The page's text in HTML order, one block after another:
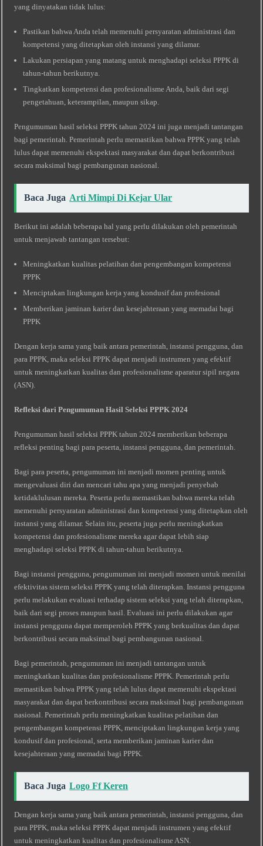
yang dinyatakan tidak lulus:
Pastikan bahwa Anda telah memenuhi persyaratan administrasi dan
kompetensi yang ditetapkan oleh instansi yang dilamar.
Lakukan persiapan yang matang untuk menghadapi seleksi PPPK di
tahun-tahun berikutnya.
Tingkatkan kompetensi dan profesionalisme Anda, baik dari segi
pengetahuan, keterampilan, maupun sikap.
Pengumuman hasil seleksi PPPK tahun 2024 ini juga menjadi tantangan
bagi pemerintah. Pemerintah perlu memastikan bahwa PPPK yang telah
lulus dapat memenuhi ekspektasi masyarakat dan dapat berkontribusi
secara maksimal bagi pembangunan nasional.
Baca Juga Arti Mimpi Di Kejar Ular
Berikut ini adalah beberapa hal yang perlu dilakukan oleh pemerintah
untuk menjawab tantangan tersebut:
Meningkatkan kualitas pelatihan dan pengembangan kompetensi
PPPK
Menciptakan lingkungan kerja yang kondusif dan profesional
Memberikan jaminan karier dan kesejahteraan yang memadai bagi
PPPK
Dengan kerja sama yang baik antara pemerintah, instansi pengguna, dan
para PPPK, maka seleksi PPPK dapat menjadi instrumen yang efektif
untuk meningkatkan kualitas dan profesionalisme aparatur sipil negara
(ASN).
Refleksi dari Pengumuman Hasil Seleksi PPPK 2024
Pengumuman hasil seleksi PPPK tahun 2024 memberikan beberapa
refleksi penting bagi para peserta, instansi pengguna, dan pemerintah.
Bagi para peserta, pengumuman ini menjadi momen penting untuk
mengevaluasi diri dan mencari tahu apa yang menjadi penyebab
ketidaklulusan mereka. Peserta perlu memastikan bahwa mereka telah
memenuhi persyaratan administrasi dan kompetensi yang ditetapkan oleh
instansi yang dilamar. Selain itu, peserta juga perlu meningkatkan
kompetensi dan profesionalisme mereka agar dapat lebih siap
menghadapi seleksi PPPK di tahun-tahun berikutnya.
Bagi instansi pengguna, pengumuman ini menjadi momen untuk menilai
efektivitas sistem seleksi PPPK yang telah diterapkan. Instansi pengguna
perlu melakukan evaluasi terhadap sistem seleksi yang telah diterapkan,
baik dari segi proses maupun hasil. Evaluasi ini perlu dilakukan agar
instansi pengguna dapat memperoleh PPPK yang berkualitas dan dapat
berkontribusi secara maksimal bagi pembangunan nasional.
Bagi pemerintah, pengumuman ini menjadi tantangan untuk
meningkatkan kualitas dan profesionalisme PPPK. Pemerintah perlu
memastikan bahwa PPPK yang telah lulus dapat memenuhi ekspektasi
masyarakat dan dapat berkontribusi secara maksimal bagi pembangunan
nasional. Pemerintah perlu meningkatkan kualitas pelatihan dan
pengembangan kompetensi PPPK, menciptakan lingkungan kerja yang
kondusif dan profesional, serta memberikan jaminan karier dan
kesejahteraan yang memadai bagi PPPK.
Baca Juga Logo Ff Keren
Dengan kerja sama yang baik antara pemerintah, instansi pengguna, dan
para PPPK, maka seleksi PPPK dapat menjadi instrumen yang efektif
untuk meningkatkan kualitas dan profesionalisme ASN.